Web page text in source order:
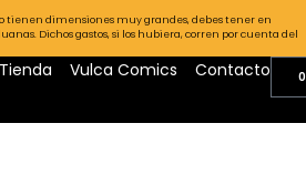
tienen dimensiones muy grandes, debes tener en
Dichos gastos, si los hubiera, corren por cuenta del
Tienda Vulca Comics Contacto